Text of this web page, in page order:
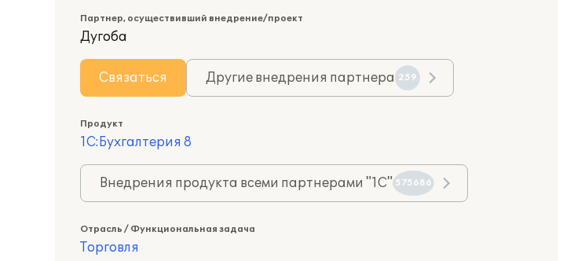
Партнер, осуществивший внедрение/проект
Дугоба
Связаться Другие внедрения партнера 259
Продукт
1С:Бухгалтерия 8
Внедрения продукта всеми партнерами "1С" 575686
Отрасль / Функциональная задача
Торговля